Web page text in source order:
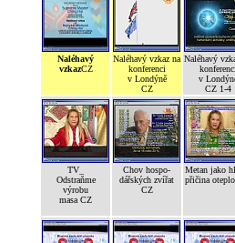
Naléhavý
vzkazCZ
Naléhavý vzkaz na
konferenci
v Londýně
CZ
Naléhavý
v
CZ 1-4
TV_
Odstraňme
výrobu
masa CZ
Chov hospo-
dářských zvířat
CZ
Metan jako
přičina